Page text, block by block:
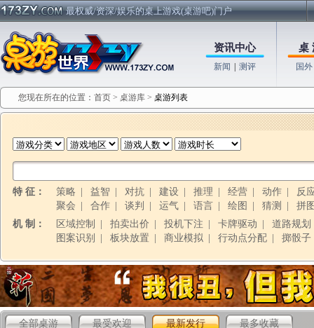
最权威/资深/娱乐的桌上游戏(桌游吧)门户
资讯中心
新闻 测评
桌
国外
您现在所在的位置： 首页 > 桌游库 > 桌游列表
特 征： 策略 益智 对抗 建设 推理 经营 动作
反
聚会
合作 谈判 运气 语言 绘图 猜测
拼
机 制：
区域控制 拍卖出价 投机下注 卡牌驱动
道路规划
图案识别
板块放置 商业模拟 行动点分配 掷骰子
全部桌游 最受欢迎 最新发行 最多收藏